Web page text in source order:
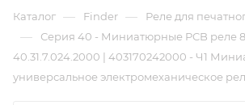
Каталог — Finder — Реле для
— Серия 40 - Миниатюрные PCB реле 8 -
40.31.7.024.2000 | 403170242000 - Ч1
универсальное электромеханическое